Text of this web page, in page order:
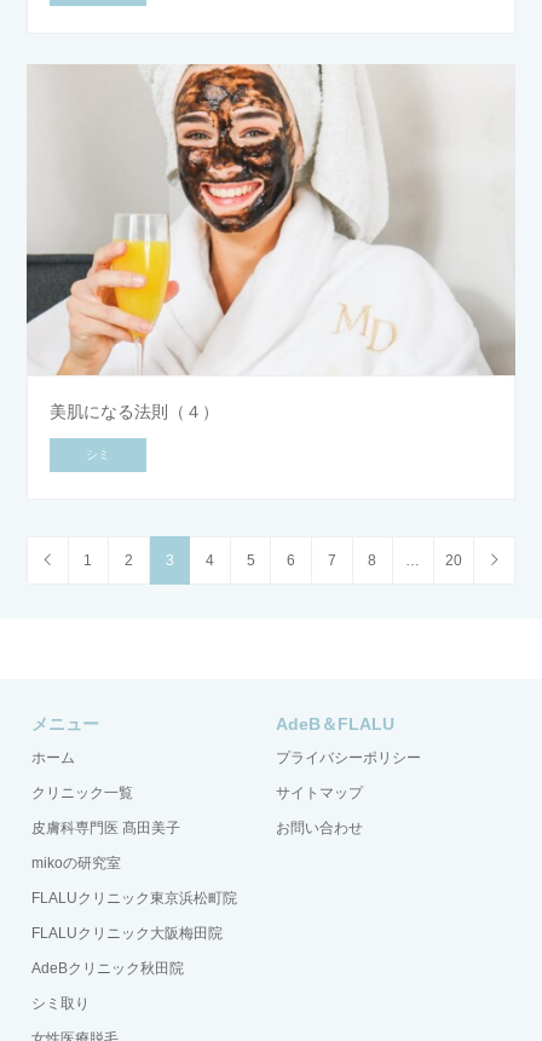
美肌になる法則（４）
シミ
1 2 3 4 5 6 7 8 20
メニュー
ホーム
クリニック一覧
皮膚科専門医 髙田美子
mikoの研究室
FLALUクリニック東京浜松町院
FLALUクリニック大阪梅田院
AdeBクリニック秋田院
シミ取り
AdeB＆FLALU
プライバシーポリシー
サイトマップ
お問い合わせ